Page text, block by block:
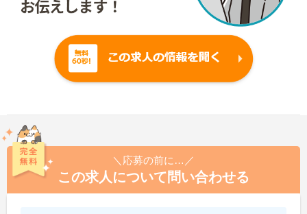
＼応募の前に…／
この求人について問い合わせる